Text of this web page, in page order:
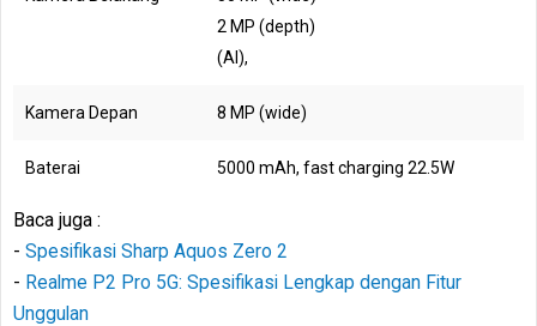
2 MP (depth)
(AI),
Kamera Depan 8 MP (wide)
Baterai 5000 mAh, fast charging 22.5W
Baca juga :
- Spesifikasi Sharp Aquos Zero 2
- Realme P2 Pro 5G: Spesifikasi Lengkap dengan Fitur
Unggulan